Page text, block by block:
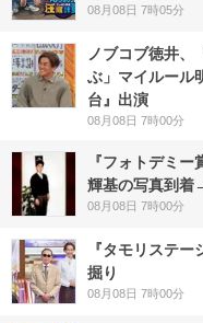
08月08日 7時05分
ノブコブ徳井、
ぶ」マイルール
台』出演
08月08日 7時00分
『フォトデミ
輝基の写真到着
08月08日 7時00分
『タモリステ
掘り
08月08日 7時00分